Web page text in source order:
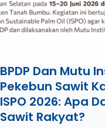
BPDP Dan Mutu
Pekebun Sawit
ISPO 2026: Apa
Sawit Rakyat?